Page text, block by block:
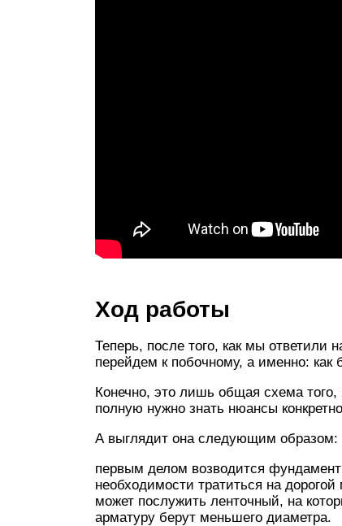
Ход работы
Теперь, после того, как мы ответили
перейдем к побочному, а именно: как
Конечно, это лишь общая схема того,
полную нужно знать нюансы
А выглядит она следующим образом:
первым делом возводится фундамент
необходимости тратиться на
может послужить ленточный, на
арматуру берут меньшего диаметра.